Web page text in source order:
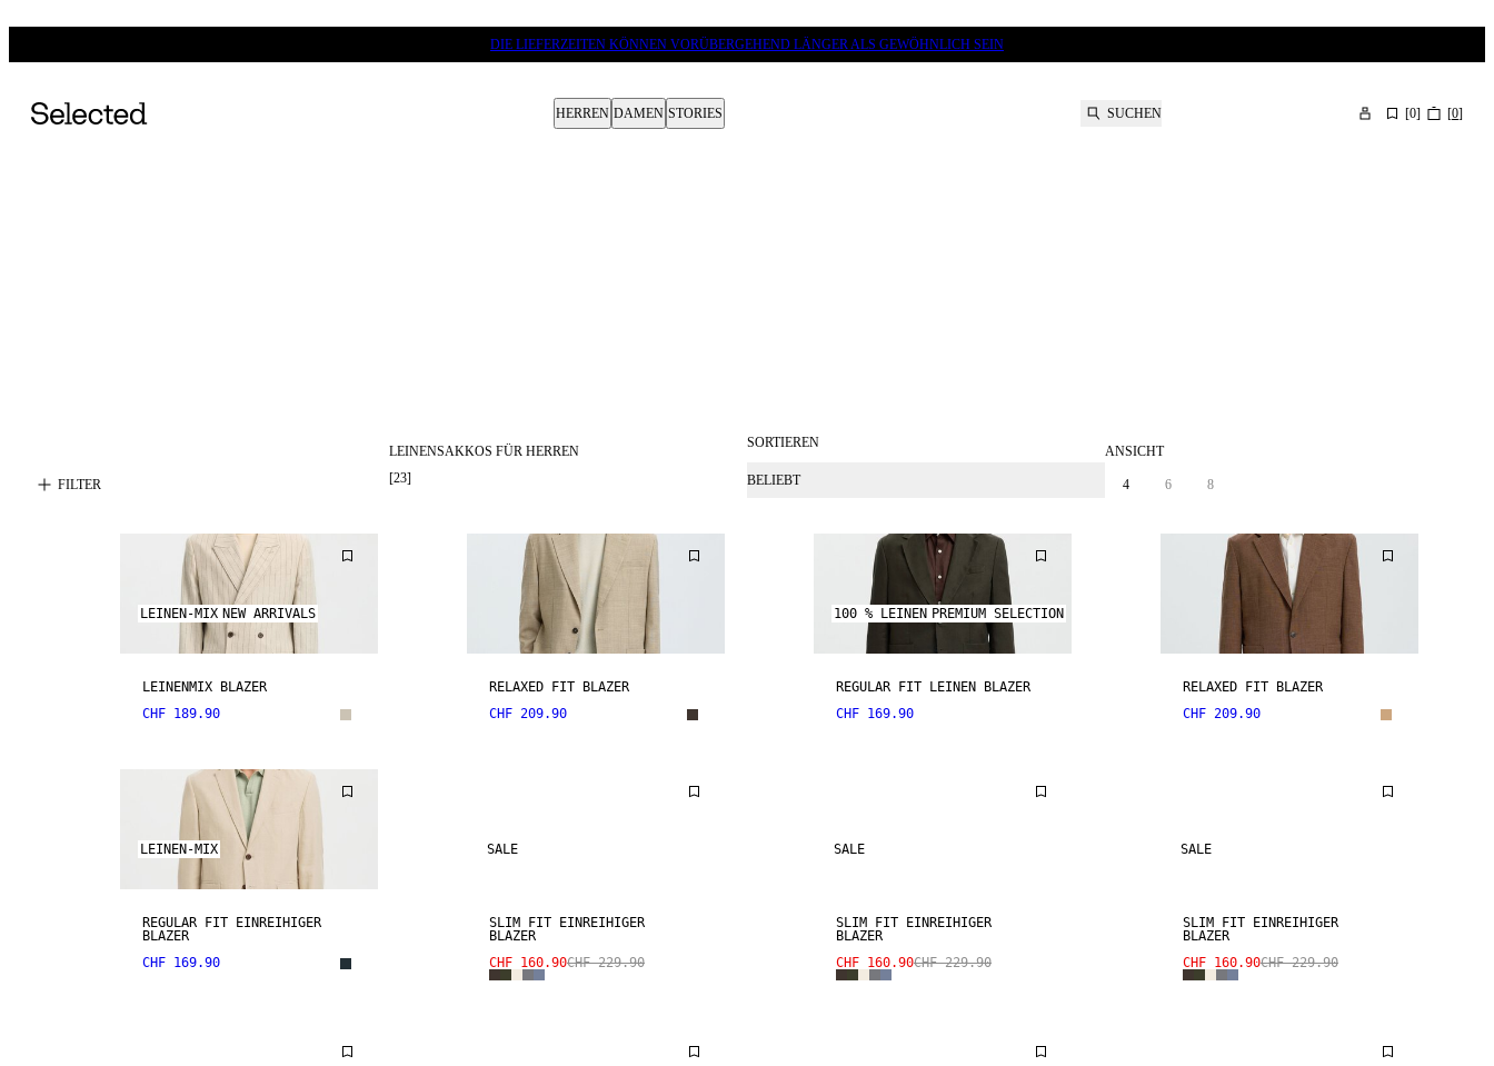
DIE LIEFERZEITEN KÖNNEN VORÜBERGEHEND LÄNGER ALS GEWÖHNLICH SEIN
HERREN DAMEN STORIES SUCHEN [0] [0]
FILTER
LEINENSAKKOS FÜR HERREN
[23]
SORTIEREN
BELIEBT
ANSICHT
4 6 8
LEINEN-MIX NEW ARRIVALS
LEINENMIX BLAZER
CHF 189.90
RELAXED FIT BLAZER
CHF 209.90
100 % LEINEN PREMIUM SELECTION
REGULAR FIT LEINEN BLAZER
CHF 169.90
RELAXED FIT BLAZER
CHF 209.90
LEINEN-MIX
REGULAR FIT EINREIHIGER
BLAZER
CHF 169.90
SALE
SLIM FIT EINREIHIGER
BLAZER
CHF 160.90CHF 229.90
SALE
SLIM FIT EINREIHIGER
BLAZER
CHF 160.90CHF 229.90
SALE
SLIM FIT EINREIHIGER
BLAZER
CHF 160.90CHF 229.90